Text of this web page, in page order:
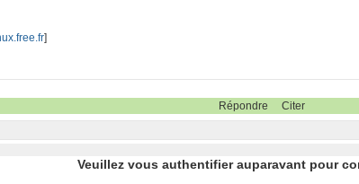
]
Répondre Citer
Veuillez vous authentifier auparavant pour